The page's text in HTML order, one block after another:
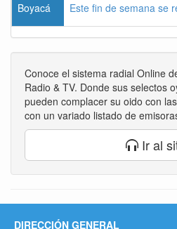
Boyacá Este fin de semana se
Conoce el sistema radial Online
Radio & TV. Donde sus selectos
pueden complacer su oido con
con un variado listado de
Ir al
DIRECCIÓN GENERAL